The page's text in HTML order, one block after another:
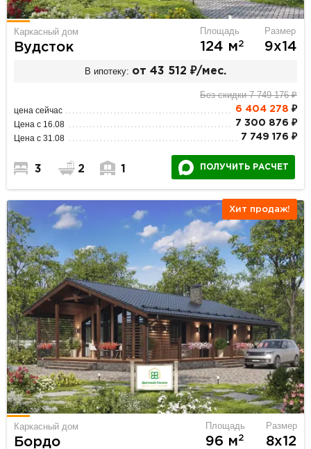
Каркасный дом
Вудсток
Площадь
124 м2
Размер
9х14
В ипотеку: от 43 512 ₽/мес.
Без скидки 7 749 176 ₽
цена сейчас 6 404 278 ₽
Цена с 16.08 7 300 876 ₽
Цена с 31.08 7 749 176 ₽
3 2 1 ПОЛУЧИТЬ РАСЧЕТ
Хит продаж!
Каркасный дом
Бордо
Площадь
96 м2
Размер
8х12